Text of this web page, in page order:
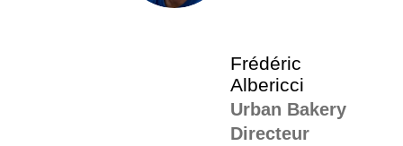
Frédéric
Albericci
Urban Bakery
Directeur